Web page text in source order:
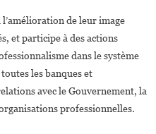
de leur image
et participe à des actions
dans le système
les banques et
avec le Gouvernement, la
professionnelles.